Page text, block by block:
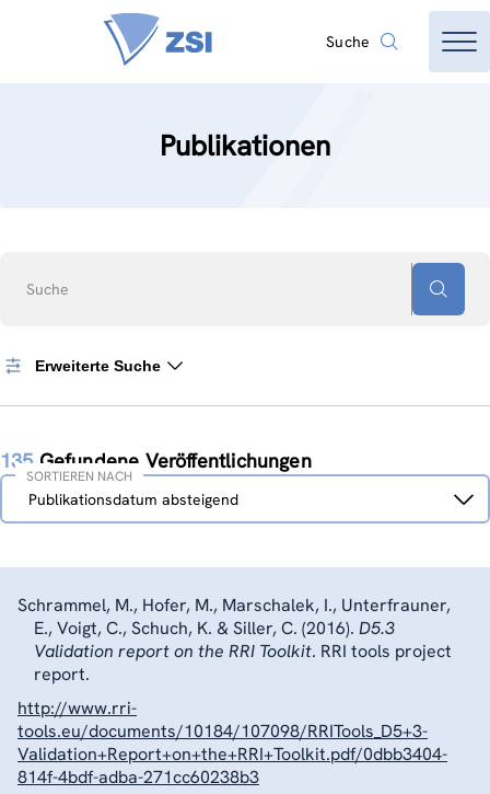
Suche
Publikationen
Suche
Erweiterte Suche
135 Gefundene Veröffentlichungen
Sortieren
nachPublikationsdatum absteigend
SORTIEREN NACH
Schrammel, M., Hofer, M., Marschalek, I., Unterfrauner,
E., Voigt, C., Schuch, K. & Siller, C. (2016). D5.3
Validation report on the RRI Toolkit. RRI tools project
report.
http://www.rri-
tools.eu/documents/10184/107098/RRITools_D5+3-
Validation+Report+on+the+RRI+Toolkit.pdf/0dbb3404-
814f-4bdf-adba-271cc60238b3